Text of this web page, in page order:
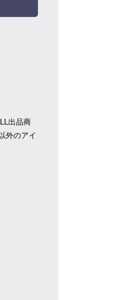
出品商
外のアイ